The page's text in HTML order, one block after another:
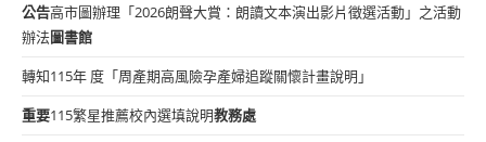
公告高市圖辦理「2026朗聲大賞：朗讀文本演出影片徵選活動」之活動
辦法圖書館
轉知115年 度「周產期高風險孕產婦追蹤關懷計畫說明」
重要115繁星推薦校內選填說明教務處